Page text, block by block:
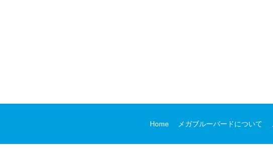
Home メガブルーバードについて